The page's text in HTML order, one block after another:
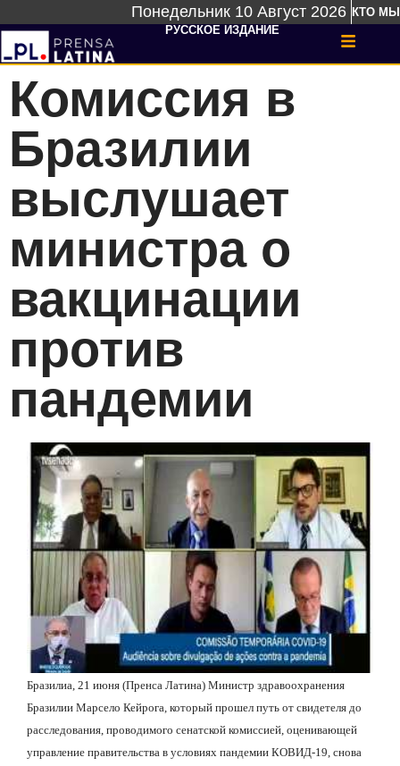
Понедельник 10 Август 2026 КТО МЫ
РУССКОЕ ИЗДАНИЕ
Комиссия в
Бразилии
выслушает
министра о
вакцинации
против
пандемии
Бразилиа, 21 июня (Пренса Латина) Министр здравоохранения
Бразилии Марсело Кейрога, который прошел путь от свидетеля до
расследования, проводимого сенатской комиссией, оценивающей
управление правительства в условиях пандемии КОВИД-19, снова